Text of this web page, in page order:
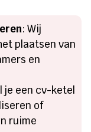
: Wij
plaatsen van
en
je een cv-ketel
of
ruime